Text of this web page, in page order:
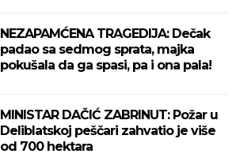
NEZAPAMĆENA TRAGEDIJA: Dečak
padao sa sedmog sprata, majka
pokušala da ga spasi, pa i ona pala!
MINISTAR DAČIĆ ZABRINUT: Požar u
Deliblatskoj peščari zahvatio je više
od 700 hektara